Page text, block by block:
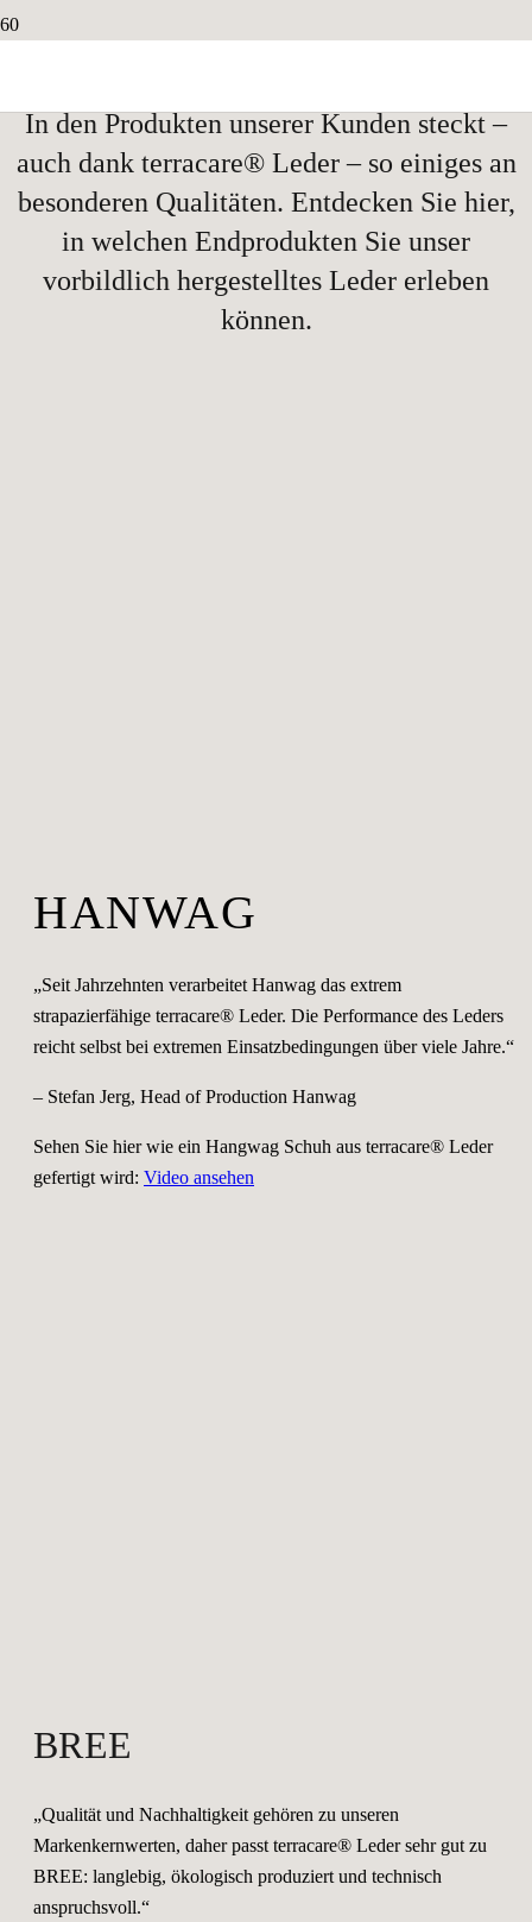
In den Produkten unserer Kunden steckt –
auch dank terracare® Leder – so einiges an
besonderen Qualitäten. Entdecken Sie hier,
in welchen Endprodukten Sie unser
vorbildlich hergestelltes Leder erleben
können.
HANWAG
„Seit Jahrzehnten verarbeitet Hanwag das extrem
strapazierfähige terracare® Leder. Die Performance des Leders
reicht selbst bei extremen Einsatzbedingungen über viele Jahre.“
– Stefan Jerg, Head of Production Hanwag
Sehen Sie hier wie ein Hangwag Schuh aus terracare® Leder
gefertigt wird: Video ansehen
BREE
„Qualität und Nachhaltigkeit gehören zu unseren
Markenkernwerten, daher passt terracare® Leder sehr gut zu
BREE: langlebig, ökologisch produziert und technisch
anspruchsvoll.“